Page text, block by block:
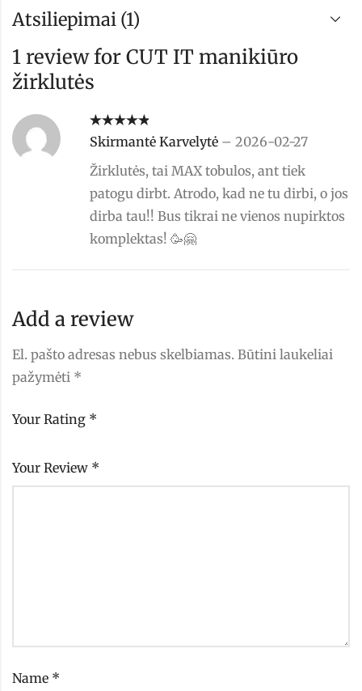
Atsiliepimai (1)
1 review forCUT IT manikiūro
žirklutės
Įvertinimas:
5iš 5
Skirmantė Karvelytė – 2026-02-27
Žirklutės, tai MAX tobulos, ant tiek
patogu dirbt. Atrodo, kad ne tu dirbi, o jos
dirba tau!! Bus tikrai ne vienos nupirktos
komplektas! 🥳🤗
Add a review
El. pašto adresas nebus skelbiamas. Būtini laukeliai
pažymėti *
Your Rating *
Your Review *
Name *